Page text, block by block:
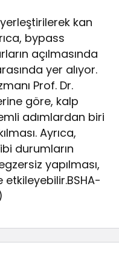
kan
bypass
açılmasında
yer alıyor.
Prof. Dr.
göre, kalp
adımlardan biri
Ayrıca,
durumların
yapılması,
etkileyebilir.BSHA-